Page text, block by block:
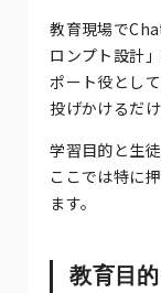
教育現場で
ロンプト設計
ポート役とし
投げかけるだけ
学習目的と生
ここでは特に
ます。
教育目